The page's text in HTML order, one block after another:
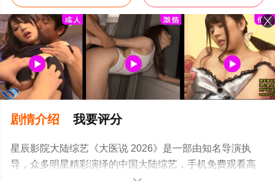
剧情介绍 我要评分
星辰影院大陆综艺《大医说 2026》是一部由知名导演执
导，众多明星精彩演绎的中国大陆综艺，手机免费观看高